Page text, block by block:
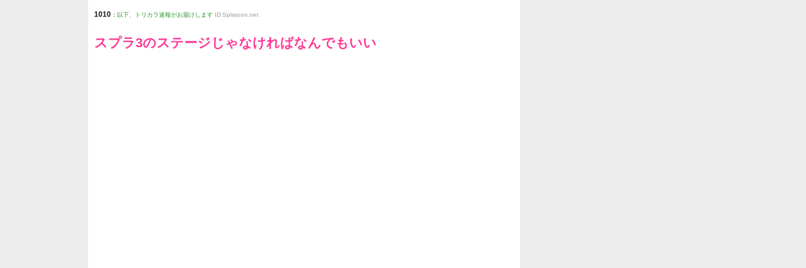
1010 : 以下、トリカラ速報がお届けします ID:Splatoon.net
スプラ3のステージじゃなければなんでもいい